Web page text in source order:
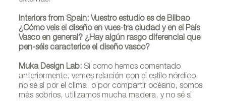
Interiors from Spain: Vuestro estudio es de Bilbao
¿Cómo veis el diseño en vues-tra ciudad y en el País
Vasco en general? ¿Hay algún rasgo diferencial que
pen-séis caracterice el diseño vasco?
Muka Design Lab: Sí como hemos comentado
anteriormente, vemos relación con el estilo nórdico,
no sé si por el clima, o por compartir océano, somos
más sobrios, utilizamos mucha madera, y no sé si